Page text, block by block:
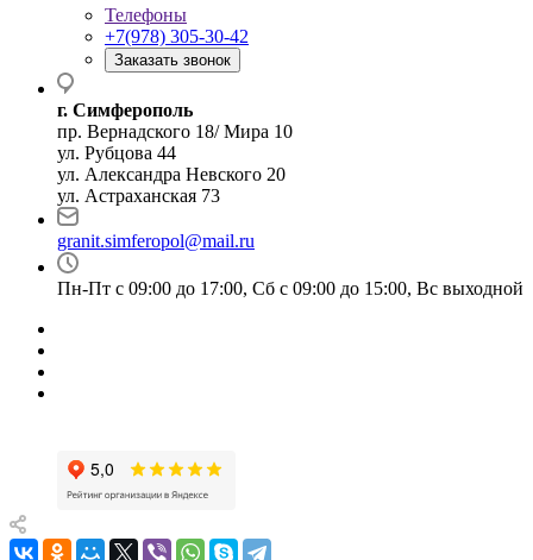
Телефоны
+7(978) 305-30-42
Заказать звонок
г. Симферополь
пр. Вернадского 18/ Мира 10
ул. Рубцова 44
ул. Александра Невского 20
ул. Астраханская 73
granit.simferopol@mail.ru
Пн-Пт с 09:00 до 17:00, Сб с 09:00 до 15:00, Вс выходной